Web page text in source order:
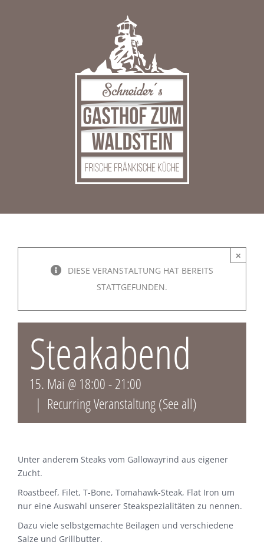
×
DIESE VERANSTALTUNG HAT BEREITS
STATTGEFUNDEN.
Steakabend
15. Mai @ 18:00-21:00
| Recurring Veranstaltung(See all)
Unter anderem Steaks vom Gallowayrind aus eigener
Zucht.
Roastbeef, Filet, T-Bone, Tomahawk-Steak, Flat Iron um
nur eine Auswahl unserer Steakspezialitäten zu nennen.
Dazu viele selbstgemachte Beilagen und verschiedene
Salze und Grillbutter.